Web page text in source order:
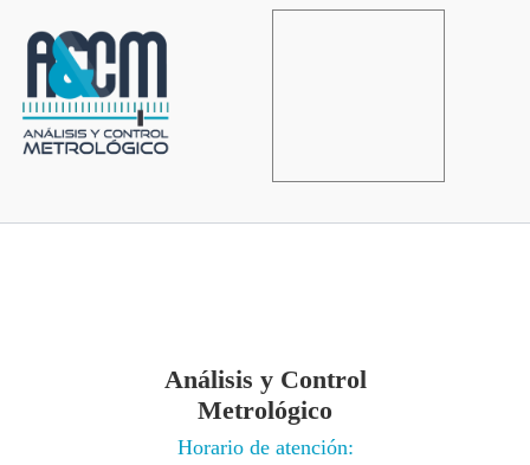
Análisis y Control
Metrológico
Horario de atención: